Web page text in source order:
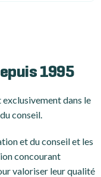
1995
exclusivement dans le
conseil.
et du conseil et les
concourant
valoriser leur qualité